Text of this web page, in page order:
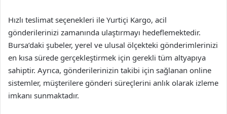
Hızlı teslimat seçenekleri ile Yurtiçi Kargo, acil
gönderilerinizi zamanında ulaştırmayı hedeflemektedir.
Bursa’daki şubeler, yerel ve ulusal ölçekteki gönderimlerinizi
en kısa sürede gerçekleştirmek için gerekli tüm altyapıya
sahiptir. Ayrıca, gönderilerinizin takibi için sağlanan online
sistemler, müşterilere gönderi süreçlerini anlık olarak izleme
imkanı sunmaktadır.